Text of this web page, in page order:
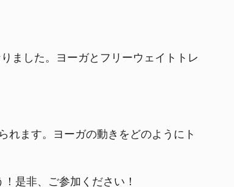
ました。ヨーガとフリーウェイトトレ
れます。ヨーガの動きをどのようにト
是非、ご参加ください！